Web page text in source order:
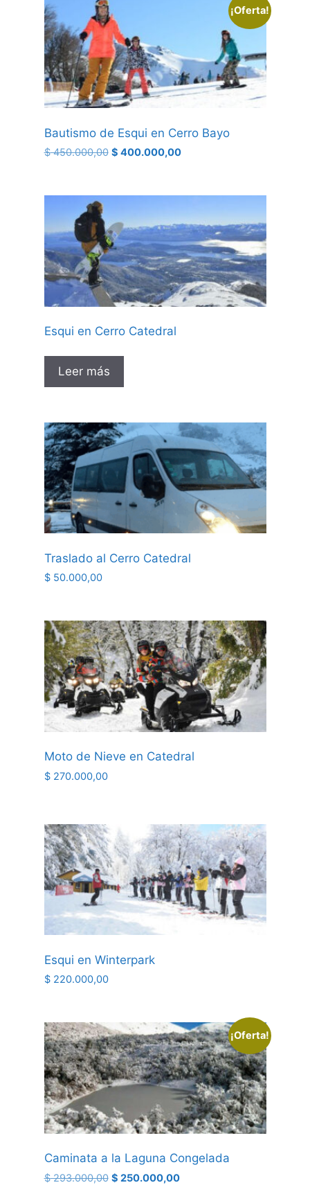
¡Oferta!
Bautismo de Esqui en Cerro Bayo
$450.000,00 $ 400.000,00
Esqui en Cerro Catedral
Leer más
Traslado al Cerro Catedral
$50.000,00
Moto de Nieve en Catedral
$270.000,00
Esqui en Winterpark
$220.000,00
¡Oferta!
Caminata a la Laguna Congelada
$293.000,00 $ 250.000,00